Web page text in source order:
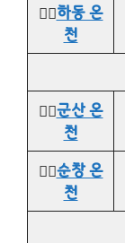
👉🏻하동 온
천
👉🏻군산 온
천
👉🏻순창 온
천